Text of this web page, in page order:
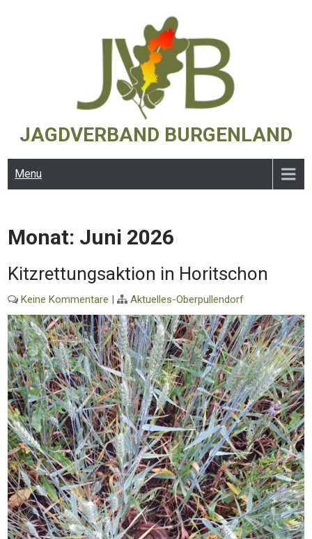
JAGDVERBAND BURGENLAND
Menu
Monat: Juni 2026
Kitzrettungsaktion in Horitschon
Keine Kommentare | Aktuelles-Oberpullendorf